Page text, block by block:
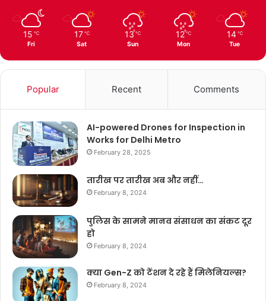
15 ℃
Fri
17 ℃
Sat
13 ℃
Sun
12 ℃
Mon
14 ℃
Tue
Popular Recent Comments
AI-powered Drones for Inspection in
Works for Delhi Metro
February 28, 2025
तारीख पर तारीख अब और नहीं…
February 8, 2024
पुलिस के सामने मानव संसाधन का संकट दूर
हो
February 8, 2024
क्या Gen-Z को टेंशन दे रहे हैं मिलेनियल्स?
February 8, 2024